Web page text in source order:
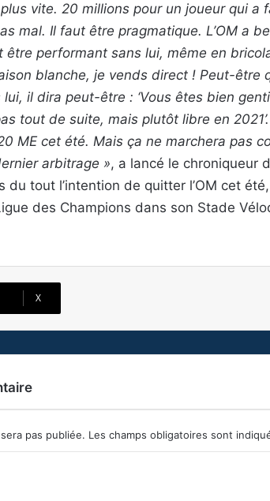
vite. 20 millions pour un joueur qui a
mal. Il faut être pragmatique. L’OM a
être performant sans lui, même en
blanche, je vends direct ! Peut-être
il dira peut-être : ‘Vous êtes bien
tout de suite, mais plutôt libre en
ME cet été. Mais ça ne marchera pas
arbitrage », a lancé le chroniqueur
du tout l’intention de quitter l’OM cet
des Champions dans son Stade
X
pas publiée. Les champs obligatoires sont